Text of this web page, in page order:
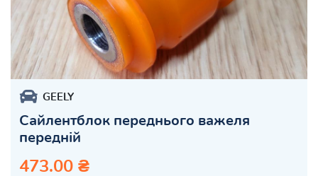
GEELY
Сайлентблок переднього важеля
передній
473.00 ₴